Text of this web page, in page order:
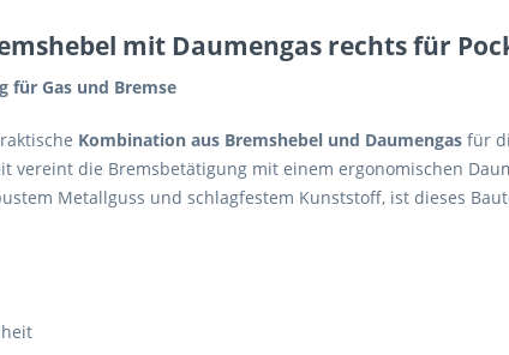
mit Daumengas rechts für
für Gas und Bremse
Kombination aus Bremshebel und Daumengas für
vereint die Bremsbetätigung mit einem ergonomischen
Metallguss und schlagfestem Kunststoff, ist dieses